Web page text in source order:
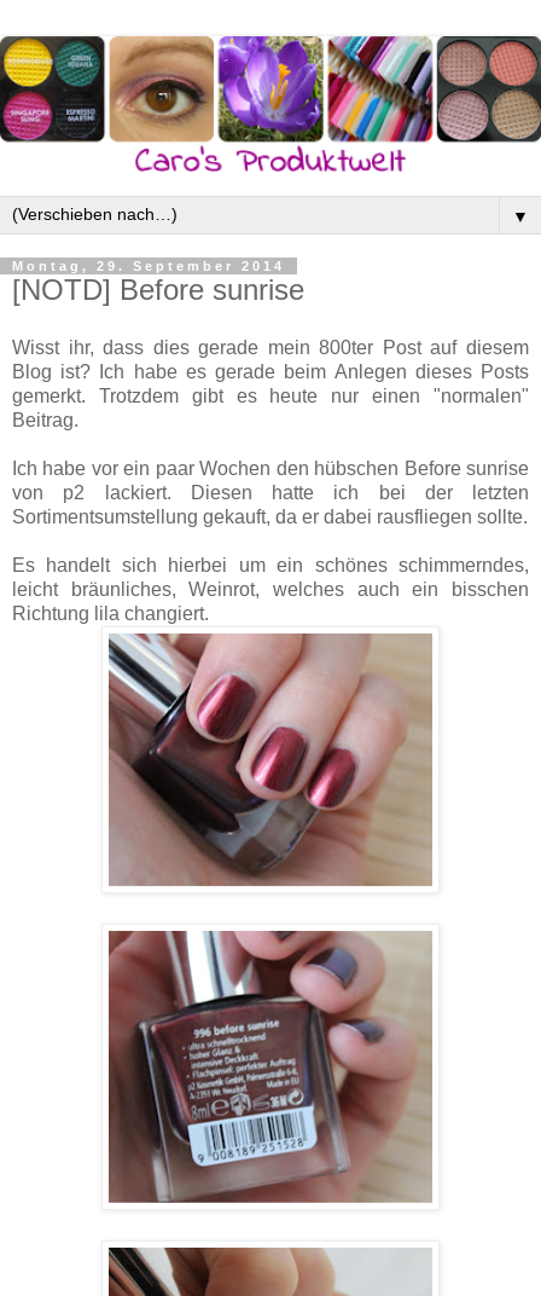
▼
Montag, 29. September 2014
[NOTD] Before sunrise
Wisst ihr, dass dies gerade mein 800ter Post auf diesem
Blog ist? Ich habe es gerade beim Anlegen dieses Posts
gemerkt. Trotzdem gibt es heute nur einen "normalen"
Beitrag.
Ich habe vor ein paar Wochen den hübschen Before sunrise
von p2 lackiert. Diesen hatte ich bei der letzten
Sortimentsumstellung gekauft, da er dabei rausfliegen sollte.
Es handelt sich hierbei um ein schönes schimmerndes,
leicht bräunliches, Weinrot, welches auch ein bisschen
Richtung lila changiert.